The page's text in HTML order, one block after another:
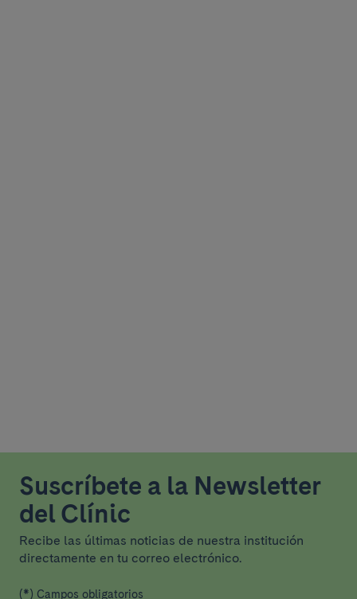
Suscríbete a la Newsletter
del Clínic
Recibe las últimas noticias de nuestra institución
directamente en tu correo electrónico.
(*) Campos obligatorios